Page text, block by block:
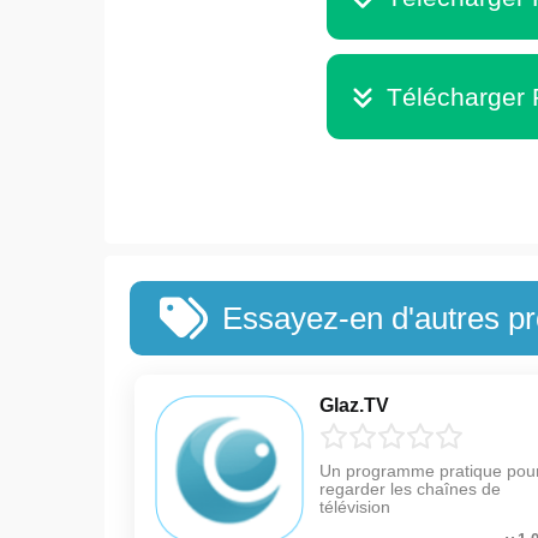
Télécharger
Essayez-en d'autres
Glaz.TV
Un programme pratique
regarder les chaînes de
télévision